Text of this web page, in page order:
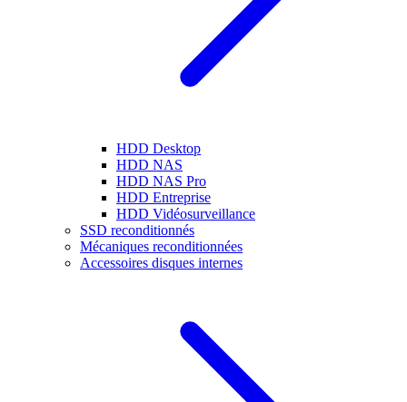
HDD Desktop
HDD NAS
HDD NAS Pro
HDD Entreprise
HDD Vidéosurveillance
SSD reconditionnés
Mécaniques reconditionnées
Accessoires disques internes